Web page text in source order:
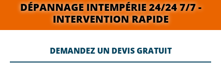
DÉPANNAGE INTEMPÉRIE 24/24 7/7 -
INTERVENTION RAPIDE
DEMANDEZ UN DEVIS GRATUIT